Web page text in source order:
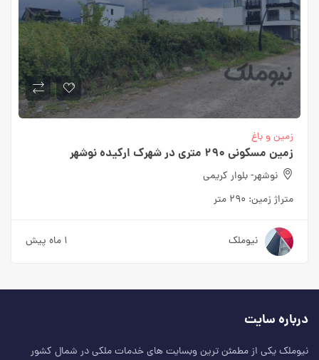
زمین و باغ
زمین مسکونی ۲۹۰ متری در شهرک ارکیده نوشهر
نوشهر- بلوار کریمی
متراژ زمین: ۲۹۰ متر
نیوملک ۱ ماه پیش
درباره سایت
نیوملک یکی از مطمئن‌ ترین وبسایت های خدمات ملکی در شمال کشور